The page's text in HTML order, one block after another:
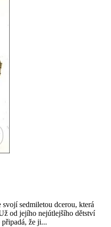
svojí sedmiletou dcerou, která
od jejího nejútlejšího dětství
že ji...